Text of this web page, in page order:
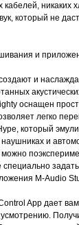
никаких
который не
и
и
оснащен
легко
который
и
можно
M-Audio
App дает